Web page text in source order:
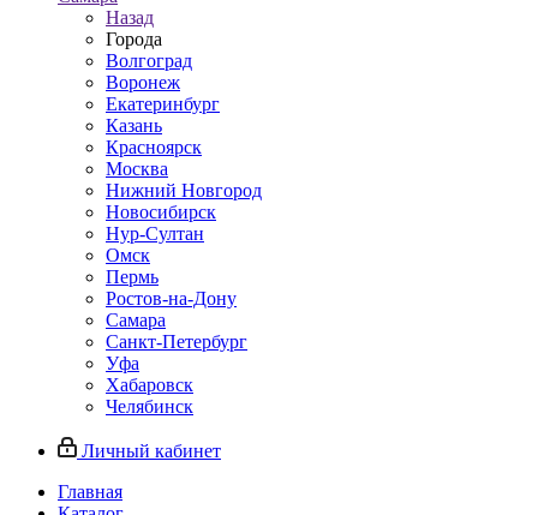
Назад
Города
Волгоград
Воронеж
Екатеринбург
Казань
Красноярск
Москва
Нижний Новгород
Новосибирск
Нур-Султан
Омск
Пермь
Ростов-на-Дону
Самара
Санкт-Петербург
Уфа
Хабаровск
Челябинск
Личный кабинет
Главная